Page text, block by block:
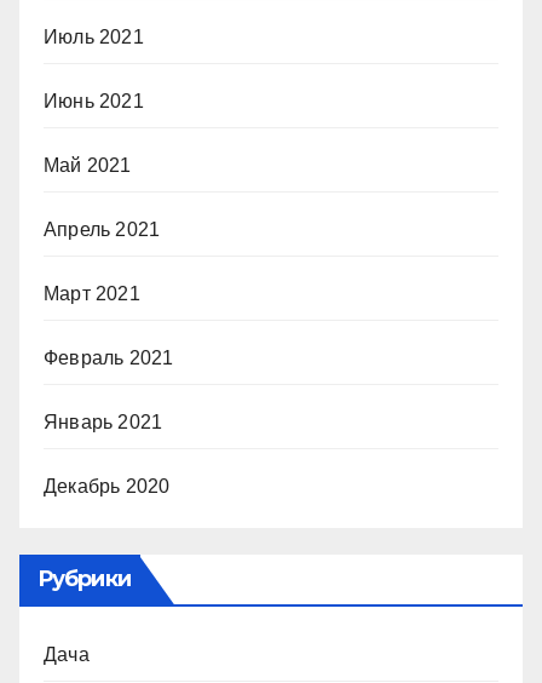
Июль 2021
Июнь 2021
Май 2021
Апрель 2021
Март 2021
Февраль 2021
Январь 2021
Декабрь 2020
Рубрики
Дача